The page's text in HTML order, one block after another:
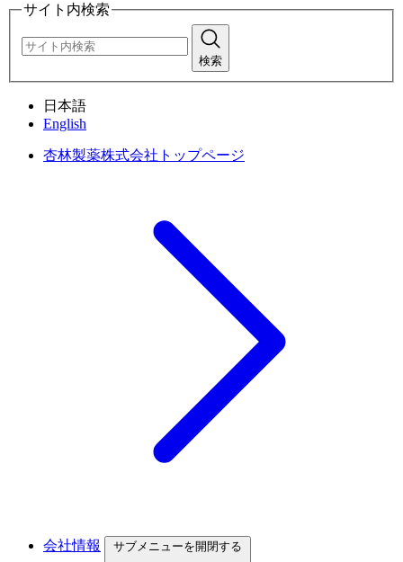
サイト内検索
検索
日本語
English
杏林製薬株式会社トップページ
会社情報 サブメニューを開閉する